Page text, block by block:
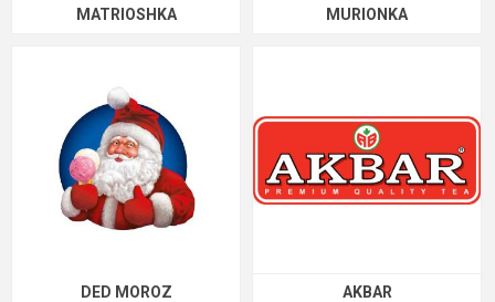
MATRIOSHKA MURIONKA
DED MOROZ AKBAR